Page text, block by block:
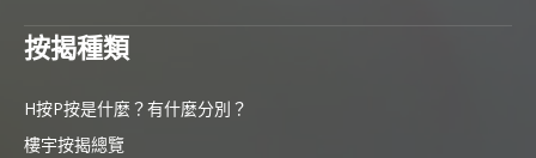
按揭種類
H按P按是什麼？有什麼分別？
樓宇按揭總覽